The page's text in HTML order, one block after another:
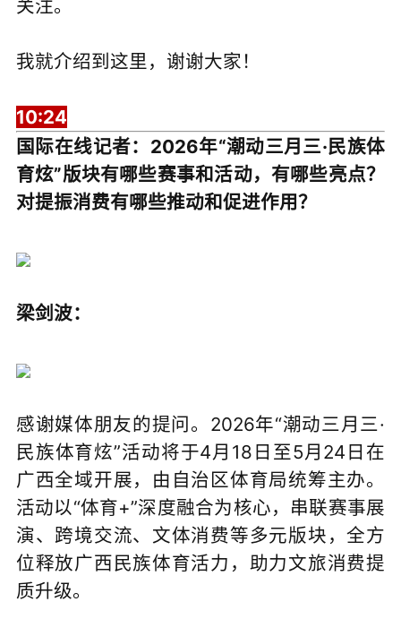
关注。
我就介绍到这里，谢谢大家！
10:24
国际在线记者：2026年“潮动三月三·民族体
育炫”版块有哪些赛事和活动，有哪些亮点？
对提振消费有哪些推动和促进作用？
梁剑波：
感谢媒体朋友的提问。2026年“潮动三月三·
民族体育炫”活动将于4月18日至5月24日在
广西全域开展，由自治区体育局统筹主办。
活动以“体育+”深度融合为核心，串联赛事展
演、跨境交流、文体消费等多元版块，全方
位释放广西民族体育活力，助力文旅消费提
质升级。